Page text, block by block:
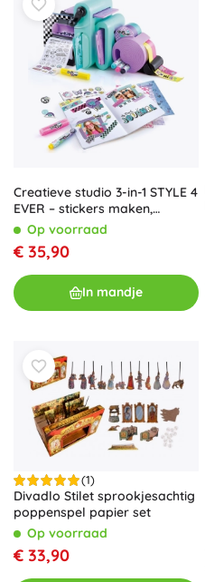
Creatieve studio 3-in-1 STYLE 4
EVER – stickers maken,
embossen en washi-tape
Op voorraad
€ 35,90
In mandje
(1)
Divadlo Stilet sprookjesachtig
poppenspel papier set
Op voorraad
€ 33,90